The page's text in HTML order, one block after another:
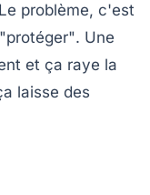
problème, c'est
. Une
et ça raye la
laisse des